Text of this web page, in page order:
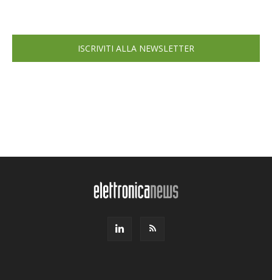
ISCRIVITI ALLA NEWSLETTER